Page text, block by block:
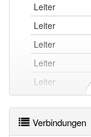
Singular
Leiter
Leiter
Leiter
Leiter
Leiter
Leiter
Verbindungen